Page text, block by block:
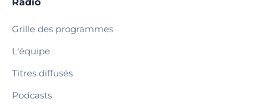
Grille des programmes
L'équipe
Titres diffusés
Podcasts